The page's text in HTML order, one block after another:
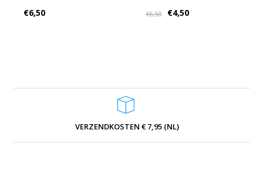
€6,50 €6,50 €4,50
VERZENDKOSTEN € 7,95 (NL)